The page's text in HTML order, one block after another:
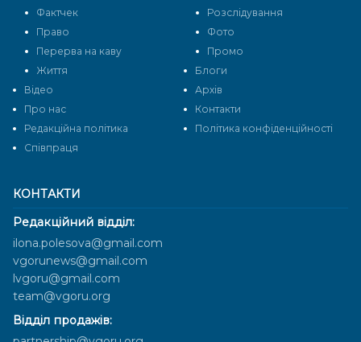
КОНТАКТИ
Редакційний відділ:
ilona.polesova@gmail.com
vgorunews@gmail.com
lvgoru@gmail.com
team@vgoru.org
Відділ продажів:
Фактчек
Розслідування
Право
Фото
Перерва на каву
Промо
Життя
Блоги
Відео
Архів
Про нас
Контакти
Редакційна політика
Політика конфіденційності
Cпівпраця